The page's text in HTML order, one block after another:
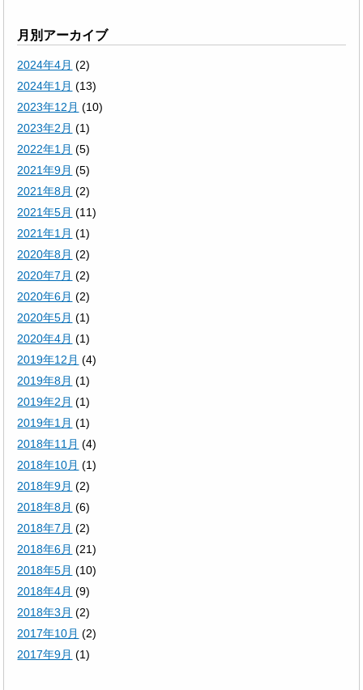
月別アーカイブ
2024年4月 (2)
2024年1月 (13)
2023年12月 (10)
2023年2月 (1)
2022年1月 (5)
2021年9月 (5)
2021年8月 (2)
2021年5月 (11)
2021年1月 (1)
2020年8月 (2)
2020年7月 (2)
2020年6月 (2)
2020年5月 (1)
2020年4月 (1)
2019年12月 (4)
2019年8月 (1)
2019年2月 (1)
2019年1月 (1)
2018年11月 (4)
2018年10月 (1)
2018年9月 (2)
2018年8月 (6)
2018年7月 (2)
2018年6月 (21)
2018年5月 (10)
2018年4月 (9)
2018年3月 (2)
2017年10月 (2)
2017年9月 (1)